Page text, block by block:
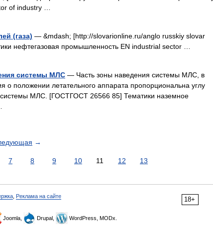
of industry …
(газа) — &mdash; [http://slovarionline.ru/anglo russkiy slovar
нефтегазовая промышленность EN industrial sector …
системы МЛС — Часть зоны наведения системы МЛС, в
о положении летательного аппарата пропорциональна углу
системы МЛС. [ГОСТГОСТ 26566 85] Тематики наземное
→
7 8 9 10 11 12 13
18+
Реклама на сайте
Joomla, Drupal, WordPress, MODx.